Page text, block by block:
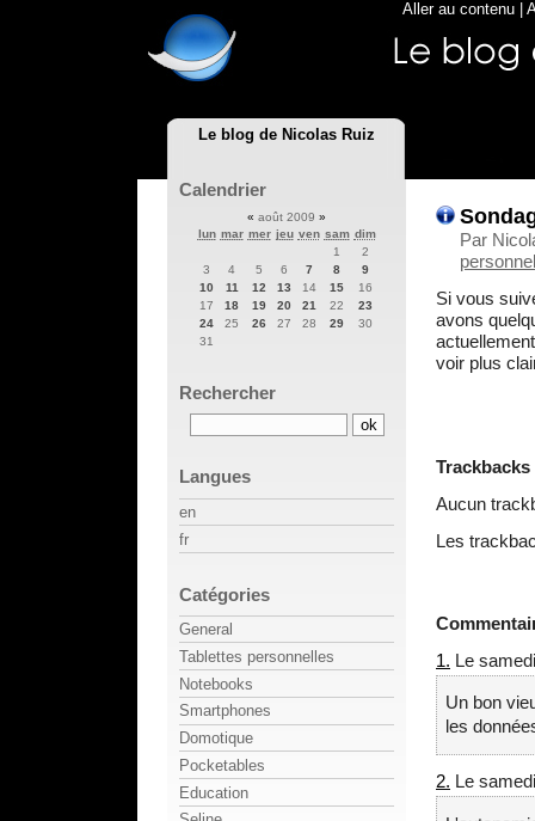
Le blog de Nicolas Ruiz
Aller au contenu
Par
Si vous
avons
voir plus
Trackbacks
Aucun
Les
1. Le
Un bon
les
2. Le
Calendrier
« août 2009 »
lun mar mer jeu ven sam dim
1
2
3
4 5 6 7 8
9
10
11 12 13 14 15
16
17
18 19 20 21 22
23
24
25 26 27 28 29
30
31
Rechercher
Langues
en
fr
Catégories
General
Tablettes personnelles
Notebooks
Smartphones
Domotique
Pocketables
Education